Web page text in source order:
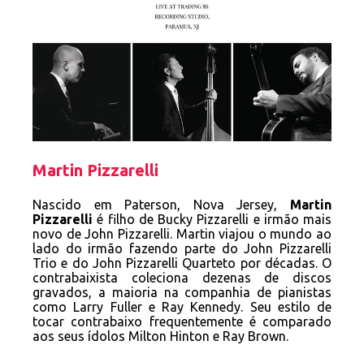
Martin Pizzarelli
Nascido em Paterson, Nova Jersey, Martin
Pizzarelli é filho de Bucky Pizzarelli e irmão mais
novo de John Pizzarelli. Martin viajou o mundo ao
lado do irmão fazendo parte do John Pizzarelli
Trio e do John Pizzarelli Quarteto por décadas. O
contrabaixista coleciona dezenas de discos
gravados, a maioria na companhia de pianistas
como Larry Fuller e Ray Kennedy. Seu estilo de
tocar contrabaixo frequentemente é comparado
aos seus ídolos Milton Hinton e Ray Brown.